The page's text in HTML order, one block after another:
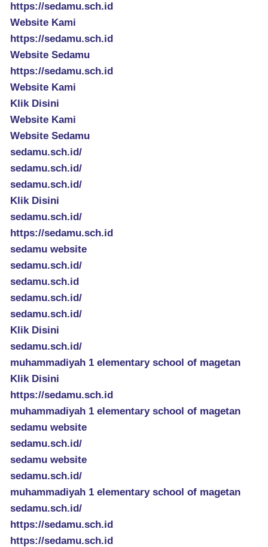
https://sedamu.sch.id
Website Kami
https://sedamu.sch.id
Website Sedamu
https://sedamu.sch.id
Website Kami
Klik Disini
Website Kami
Website Sedamu
sedamu.sch.id/
sedamu.sch.id/
sedamu.sch.id/
Klik Disini
sedamu.sch.id/
https://sedamu.sch.id
sedamu website
sedamu.sch.id/
sedamu.sch.id
sedamu.sch.id/
sedamu.sch.id/
Klik Disini
sedamu.sch.id/
muhammadiyah 1 elementary school of magetan
Klik Disini
https://sedamu.sch.id
muhammadiyah 1 elementary school of magetan
sedamu website
sedamu.sch.id/
sedamu website
sedamu.sch.id/
muhammadiyah 1 elementary school of magetan
sedamu.sch.id/
https://sedamu.sch.id
https://sedamu.sch.id